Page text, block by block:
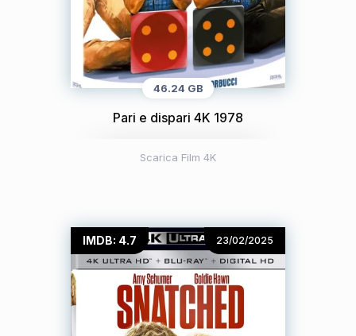
46.24 GB
Pari e dispari 4K 1978
Scarica Film 4K
IMDB: 4.7 23/02/2025